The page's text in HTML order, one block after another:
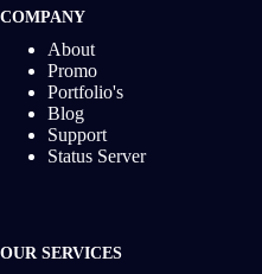
COMPANY
About
Promo
Portfolio's
Blog
Support
Status Server
OUR SERVICES